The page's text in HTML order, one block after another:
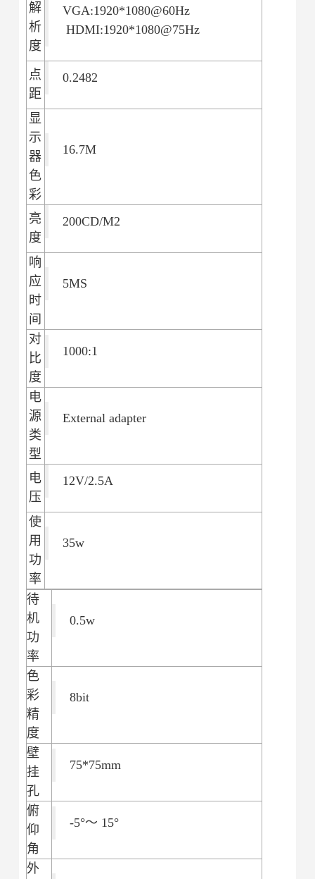
解
析
度
VGA:1920*1080@60Hz
HDMI:1920*1080@75Hz
点
距
0.2482
显
示
器
色
彩
16.7M
亮
度
200CD/M2
响
应
时
间
5MS
对
比
度
1000:1
电
源
类
型
External adapter
电
压
12V/2.5A
使
用
功
率
35w
待
机
功
率
0.5w
色
彩
精
度
8bit
壁
挂
孔
75*75mm
俯
仰
角
-5°～ 15°
外